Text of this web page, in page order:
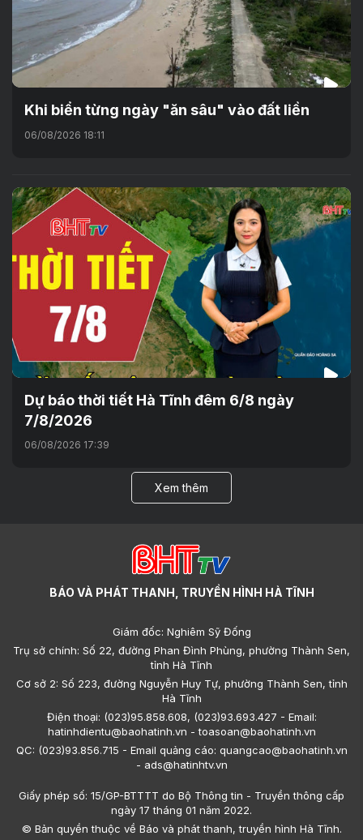
Khi biển từng ngày "ăn sâu" vào đất liền
06/08/2026 18:11
Dự báo thời tiết Hà Tĩnh đêm 6/8 ngày
7/8/2026
06/08/2026 17:39
Xem thêm
BÁO VÀ PHÁT THANH, TRUYỀN HÌNH HÀ TĨNH
Giám đốc: Nghiêm Sỹ Đống
Trụ sở chính: Số 22, đường Phan Đình Phùng, phường Thành Sen,
tỉnh Hà Tĩnh
Cơ sở 2: Số 223, đường Nguyễn Huy Tự, phường Thành Sen, tỉnh
Hà Tĩnh
Điện thoại: (023)95.858.608, (023)93.693.427 - Email:
hatinhdientu@baohatinh.vn - toasoan@baohatinh.vn
QC: (023)93.856.715 - Email quảng cáo: quangcao@baohatinh.vn
- ads@hatinhtv.vn
Giấy phép số: 15/GP-BTTTT do Bộ Thông tin - Truyền thông cấp
ngày 17 tháng 01 năm 2022.
© Bản quyền thuộc về Báo và phát thanh, truyền hình Hà Tĩnh.